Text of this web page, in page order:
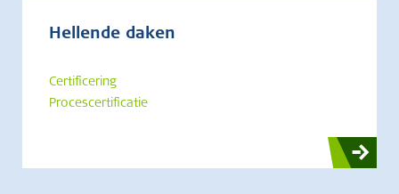
Hellende daken
Certificering
Procescertificatie